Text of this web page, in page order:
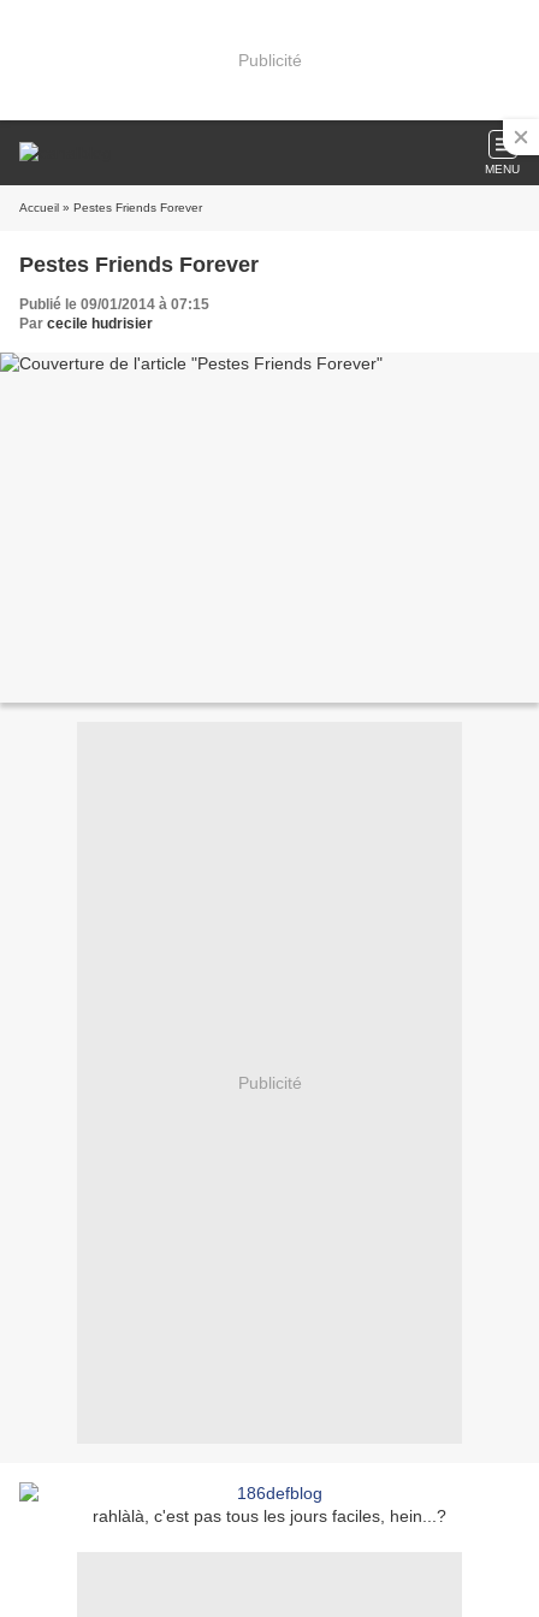
Publicité
MENU
Accueil » Pestes Friends Forever
Pestes Friends Forever
Publié le 09/01/2014 à 07:15
Par cecile hudrisier
Publicité
rahlàlà, c'est pas tous les jours faciles, hein...?